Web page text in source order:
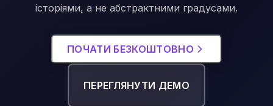
історіями, а не абстрактними градусами.
ПОЧАТИ БЕЗКОШТОВНО
ПЕРЕГЛЯНУТИ ДЕМО